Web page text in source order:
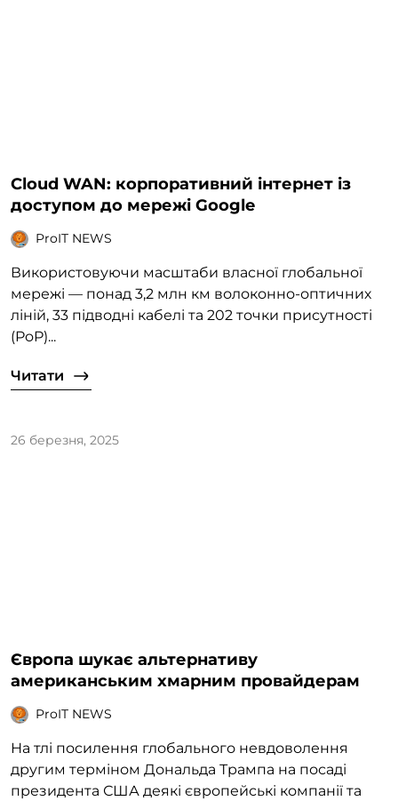
Cloud WAN: корпоративний інтернет із
доступом до мережі Google
ProIT NEWS
Використовуючи масштаби власної глобальної
мережі — понад 3,2 млн км волоконно-оптичних
ліній, 33 підводні кабелі та 202 точки присутності
(PoP)...
Читати
26 березня, 2025
Європа шукає альтернативу
американським хмарним провайдерам
ProIT NEWS
На тлі посилення глобального невдоволення
другим терміном Дональда Трампа на посаді
президента США деякі європейські компанії та